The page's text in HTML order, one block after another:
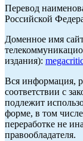
Перевод
Российской
Доменное имя
издания):
Вся информация,
соответствии с
подлежит
форме, в том
переработке не
правообладателя.